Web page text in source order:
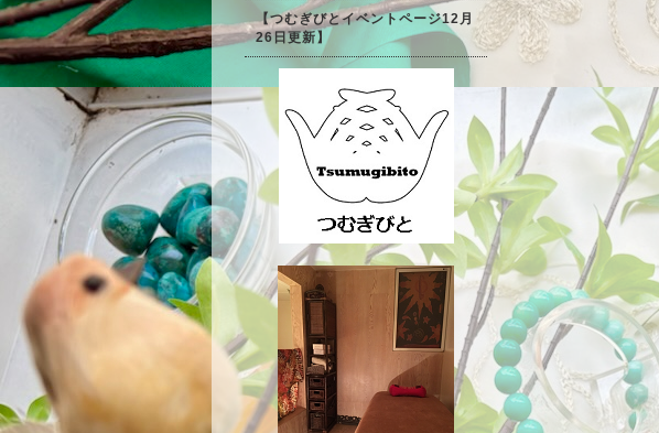
【つむぎびとイベントページ12月
26日更新】